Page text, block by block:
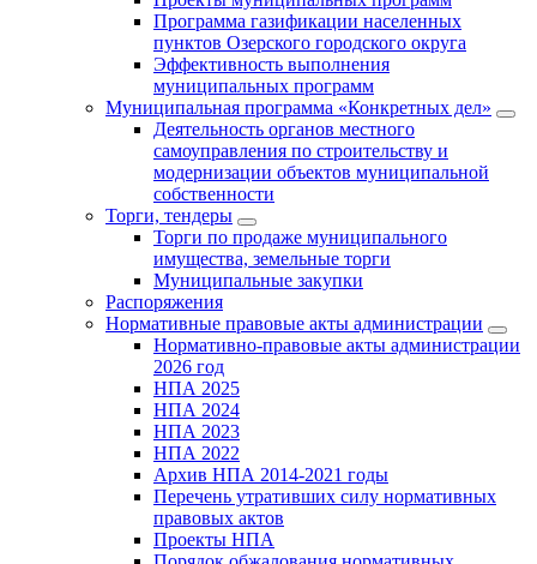
Программа газификации населенных
пунктов Озерского городского округа
Эффективность выполнения
муниципальных программ
Муниципальная программа «Конкретных дел»
Деятельность органов местного
самоуправления по строительству и
модернизации объектов муниципальной
собственности
Торги, тендеры
Торги по продаже муниципального
имущества, земельные торги
Муниципальные закупки
Распоряжения
Нормативные правовые акты администрации
Нормативно-правовые акты администрации
2026 год
НПА 2025
НПА 2024
НПА 2023
НПА 2022
Архив НПА 2014-2021 годы
Перечень утративших силу нормативных
правовых актов
Проекты НПА